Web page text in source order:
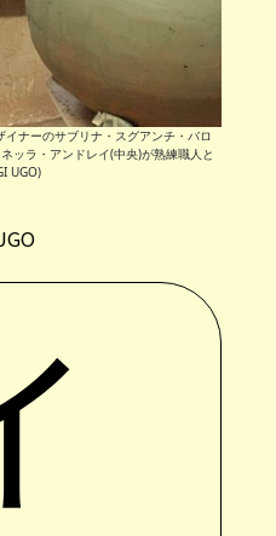
ナーのサブリナ・スグアンチ・バロ
ッラ・アンドレイ(中央)が熟練職人と
UGO)